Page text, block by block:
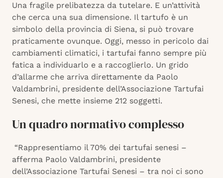
Una fragile prelibatezza da tutelare. E un’attività
che cerca una sua dimensione. Il tartufo è un
simbolo della provincia di Siena, si può trovare
praticamente ovunque. Oggi, messo in pericolo dai
cambiamenti climatici, i tartufai fanno sempre più
fatica a individuarlo e a raccoglierlo. Un grido
d’allarme che arriva direttamente da Paolo
Valdambrini, presidente dell’Associazione Tartufai
Senesi, che mette insieme 212 soggetti.
Un quadro normativo complesso
“Rappresentiamo il 70% dei tartufai senesi –
afferma Paolo Valdambrini, presidente
dell’Associazione Tartufai Senesi – tra noi ci sono